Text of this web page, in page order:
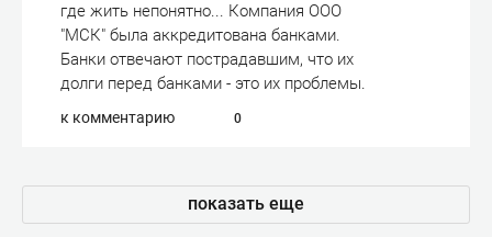
где жить непонятно... Компания ООО
"МСК" была аккредитована банками.
Банки отвечают пострадавшим, что их
долги перед банками - это их проблемы.
к комментарию 0
показать еще